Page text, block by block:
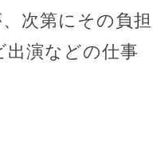
次第にその負担
演などの仕事